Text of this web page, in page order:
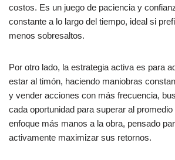
costos. Es un juego de paciencia y
constante a lo largo del tiempo, ideal si
menos sobresaltos.
Por otro lado, la estrategia activa es para
estar al timón, haciendo maniobras
y vender acciones con más frecuencia,
cada oportunidad para superar al
enfoque más manos a la obra, pensado
activamente maximizar sus retornos.